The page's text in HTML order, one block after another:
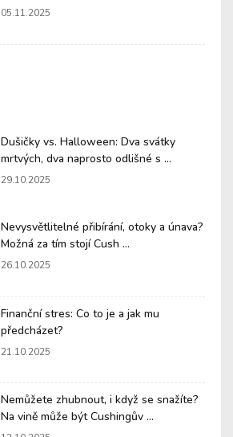
05.11.2025
Dušičky vs. Halloween: Dva svátky
mrtvých, dva naprosto odlišné s ...
29.10.2025
Nevysvětlitelné přibírání, otoky a únava?
Možná za tím stojí Cush ...
26.10.2025
Finanční stres: Co to je a jak mu
předcházet?
21.10.2025
Nemůžete zhubnout, i když se snažíte?
Na vině může být Cushingův ...